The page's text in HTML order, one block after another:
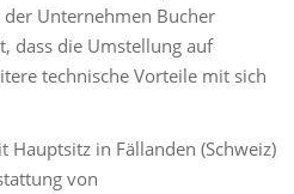
Unternehmen Bucher
dass die Umstellung auf
technische Vorteile mit sich
Hauptsitz in Fällanden (Schweiz)
von